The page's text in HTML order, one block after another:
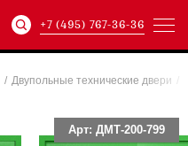
ХХХ-xxx-
+7 (495) 767-36-36
/ Двупольные технические двери
Арт: ДМТ-200-799